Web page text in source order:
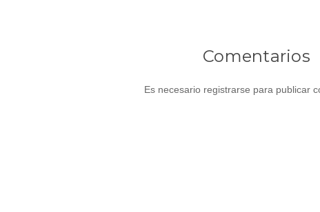
Comentarios
Es necesario registrarse para publicar